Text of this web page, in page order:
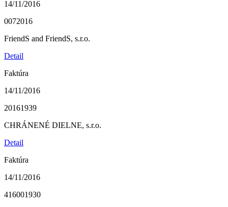
14/11/2016
0072016
FriendS and FriendS, s.r.o.
Detail
Faktúra
14/11/2016
20161939
CHRÁNENÉ DIELNE, s.r.o.
Detail
Faktúra
14/11/2016
416001930